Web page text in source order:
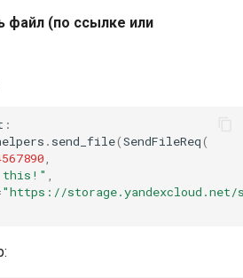
файл (по ссылке или
:
. send_file(SendFileReq(
this!"
"https://